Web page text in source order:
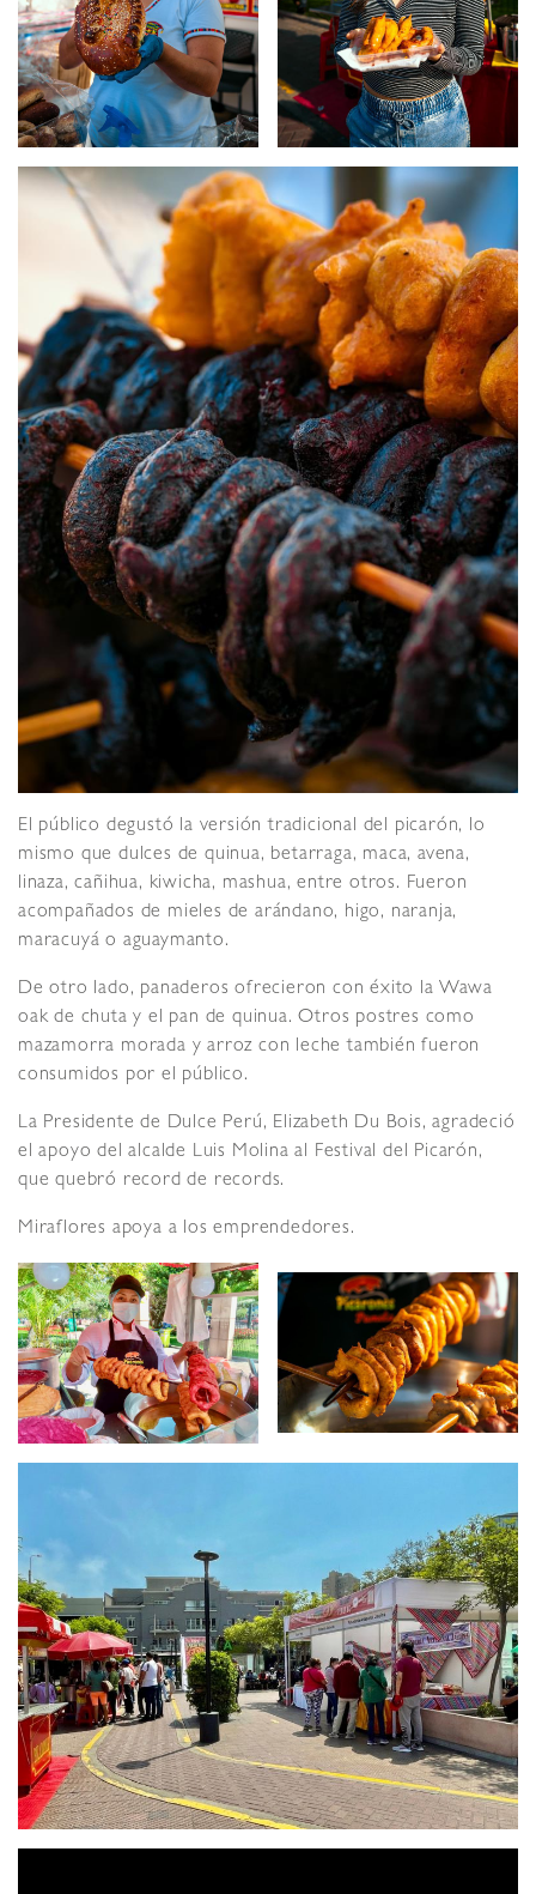
El público degustó la versión tradicional del picarón, lo
mismo que dulces de quinua, betarraga, maca, avena,
linaza, cañihua, kiwicha, mashua, entre otros. Fueron
acompañados de mieles de arándano, higo, naranja,
maracuyá o aguaymanto.
De otro lado, panaderos ofrecieron con éxito la Wawa
oak de chuta y el pan de quinua. Otros postres como
mazamorra morada y arroz con leche también fueron
consumidos por el público.
La Presidente de Dulce Perú, Elizabeth Du Bois, agradeció
el apoyo del alcalde Luis Molina al Festival del Picarón,
que quebró record de records.
Miraflores apoya a los emprendedores.